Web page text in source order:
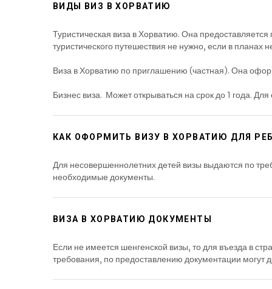
ВИДЫ ВИЗ В ХОРВАТИЮ
Туристическая виза в Хорватию. Она
туристического путешествия не нужно, если в планах
Виза в Хорватию по приглашению (частная). Она
Бизнес виза. Может открываться на срок до 1 года.
КАК ОФОРМИТЬ ВИЗУ В ХОРВАТИЮ ДЛЯ
Для несовершеннолетних детей визы выдаются по
необходимые документы.
ВИЗА В ХОРВАТИЮ ДОКУМЕНТЫ
Если не имеется шенгенской визы, то для въезда в
требования, по предоставлению документации могут